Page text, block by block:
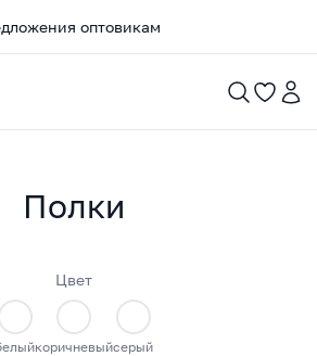
оптовикам
Полки
Цвет
коричневыйсерый